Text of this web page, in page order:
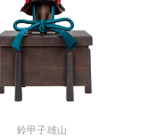
鈴甲子雄山